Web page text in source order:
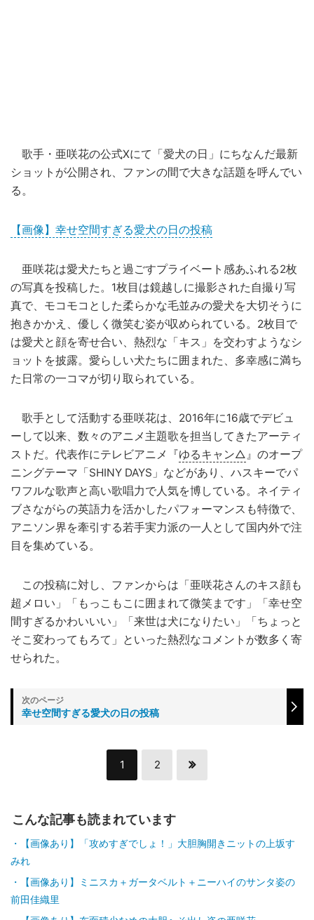
歌手・亜咲花の公式Xにて「愛犬の日」にちなんだ最新
ショットが公開され、ファンの間で大きな話題を呼んでい
る。
【画像】幸せ空間すぎる愛犬の日の投稿
亜咲花は愛犬たちと過ごすプライベート感あふれる2枚
の写真を投稿した。1枚目は鏡越しに撮影された自撮り写
真で、モコモコとした柔らかな毛並みの愛犬を大切そうに
抱きかかえ、優しく微笑む姿が収められている。2枚目で
は愛犬と顔を寄せ合い、熱烈な「キス」を交わすようなシ
ョットを披露。愛らしい犬たちに囲まれた、多幸感に満ち
た日常の一コマが切り取られている。
歌手として活動する亜咲花は、2016年に16歳でデビュ
ーして以来、数々のアニメ主題歌を担当してきたアーティ
ストだ。代表作にテレビアニメ『ゆるキャン△』のオープ
ニングテーマ「SHINY DAYS」などがあり、ハスキーでパ
ワフルな歌声と高い歌唱力で人気を博している。ネイティ
ブさながらの英語力を活かしたパフォーマンスも特徴で、
アニソン界を牽引する若手実力派の一人として国内外で注
目を集めている。
この投稿に対し、ファンからは「亜咲花さんのキス顔も
超メロい」「もっこもこに囲まれて微笑まです」「幸せ空
間すぎるかわいいい」「来世は犬になりたい」「ちょっと
そこ変わってもろて」といった熱烈なコメントが数多く寄
せられた。
幸せ空間すぎる愛犬の日の投稿
1 2
こんな記事も読まれています
【画像あり】「攻めすぎでしょ！」大胆胸開きニットの上坂す
みれ
【画像あり】ミニスカ＋ガータベルト＋ニーハイのサンタ姿の
前田佳織里